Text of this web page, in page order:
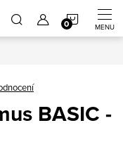
BASIC -